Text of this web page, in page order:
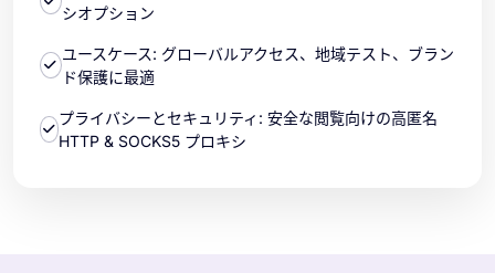
シオプション
ユースケース: グローバルアクセス、地域テスト、ブラン
ド保護に最適
プライバシーとセキュリティ: 安全な閲覧向けの高匿名
HTTP & SOCKS5 プロキシ